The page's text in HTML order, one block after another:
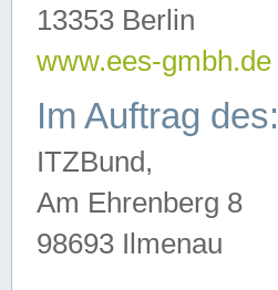
13353 Berlin
www.ees-gmbh.de
Im Auftrag des:
ITZBund,
Am Ehrenberg 8
98693 Ilmenau